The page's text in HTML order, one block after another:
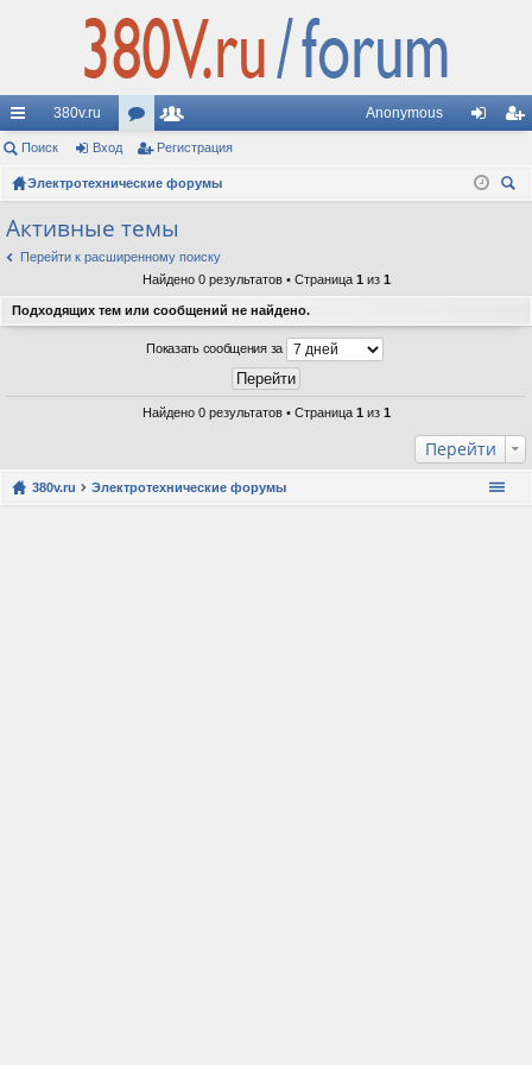
с
ы
лк
и
380v.ru
ор
ум
ол
ьз
ат
ел
и
Anonymous
д ис
Поиск Вход Регистрация
Электротехнические форумы
Активные темы
Перейти к расширенному поиску
Найдено 0 результатов • Страница 1 из 1
Подходящих тем или сообщений не найдено.
Показать сообщения за
Найдено 0 результатов • Страница 1 из 1
Перейти
380v.ru Электротехнические форумы